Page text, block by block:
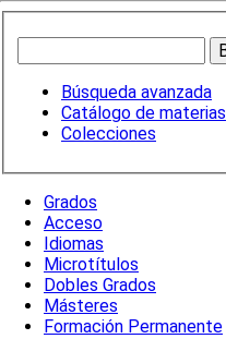
Búsqueda avanzada
Catálogo de materias
Colecciones
Grados
Acceso
Idiomas
Microtítulos
Dobles Grados
Másteres
Formación Permanente